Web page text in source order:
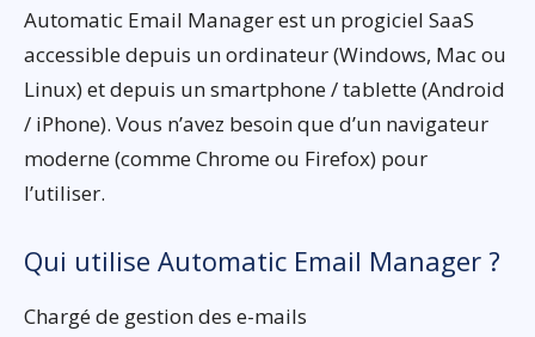
Automatic Email Manager est un progiciel SaaS
accessible depuis un ordinateur (Windows, Mac ou
Linux) et depuis un smartphone / tablette (Android
/ iPhone). Vous n’avez besoin que d’un navigateur
moderne (comme Chrome ou Firefox) pour
l’utiliser.
Qui utilise Automatic Email Manager ?
Chargé de gestion des e-mails